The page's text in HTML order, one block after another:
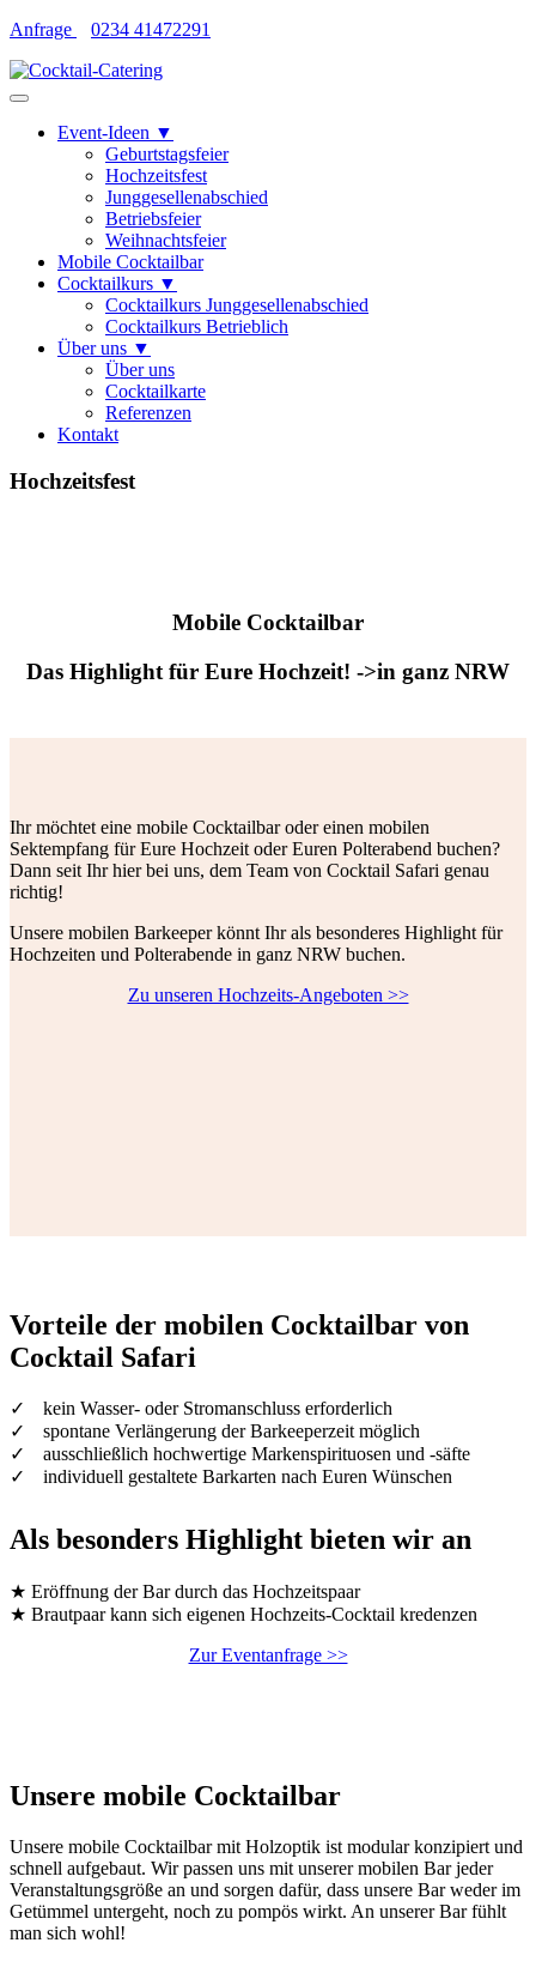
Skip
content
Anfrage 0234 41472291
Event-Ideen ▼
Geburtstagsfeier
Hochzeitsfest
Junggesellenabschied
Betriebsfeier
Weihnachtsfeier
Mobile Cocktailbar
Cocktailkurs ▼
Cocktailkurs Junggesellenabschied
Cocktailkurs Betrieblich
Über uns ▼
Über uns
Cocktailkarte
Referenzen
Kontakt
Hochzeitsfest
Mobile Cocktailbar
Das Highlight für Eure Hochzeit! ->in ganz NRW
Ihr möchtet eine mobile Cocktailbar oder einen mobilen
Sektempfang für Eure Hochzeit oder Euren Polterabend buchen?
Dann seit Ihr hier bei uns, dem Team von Cocktail Safari genau
richtig!
Unsere mobilen Barkeeper könnt Ihr als besonderes Highlight für
Hochzeiten und Polterabende in ganz NRW buchen.
Zu unseren Hochzeits-Angeboten >>
Vorteile der mobilen Cocktailbar von
Cocktail Safari
✓
kein Wasser- oder Stromanschluss erforderlich
✓
spontane Verlängerung der Barkeeperzeit möglich
✓
ausschließlich hochwertige Markenspirituosen und -säfte
✓
individuell gestaltete Barkarten nach Euren Wünschen
Als besonders Highlight bieten wir an
★ Eröffnung der Bar durch das Hochzeitspaar
★ Brautpaar kann sich eigenen Hochzeits-Cocktail kredenzen
Zur Eventanfrage >>
Unsere mobile Cocktailbar
Unsere mobile Cocktailbar mit Holzoptik ist modular konzipiert und
schnell aufgebaut. Wir passen uns mit unserer mobilen Bar jeder
Veranstaltungsgröße an und sorgen dafür, dass unsere Bar weder im
Getümmel untergeht, noch zu pompös wirkt. An unserer Bar fühlt
man sich wohl!